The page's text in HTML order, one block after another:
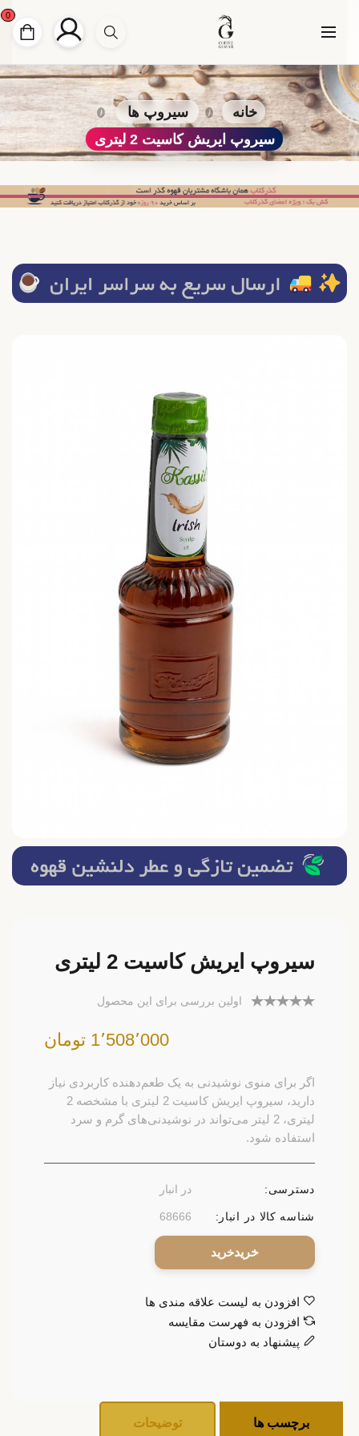
خانه
سیروپ ها
سیروپ ایریش کاسیت 2 لیتری
سیروپ ایریش کاسیت 2 لیتری
اولین بررسی برای این محصول
1٬508٬000 تومان
اگر برای منوی نوشیدنی به یک طعم‌دهنده کاربردی نیاز
دارید، سیروپ ایریش کاسیت 2 لیتری با مشخصه 2
لیتری، 2 لیتر می‌تواند در نوشیدنی‌های گرم و سرد
استفاده شود.
دسترسی: در انبار
شناسه کالا در انبار: 68666
خرید
افزودن به لیست علاقه مندی ها
افزودن به فهرست مقایسه
پیشنهاد به دوستان
توضیحات برچسب ها